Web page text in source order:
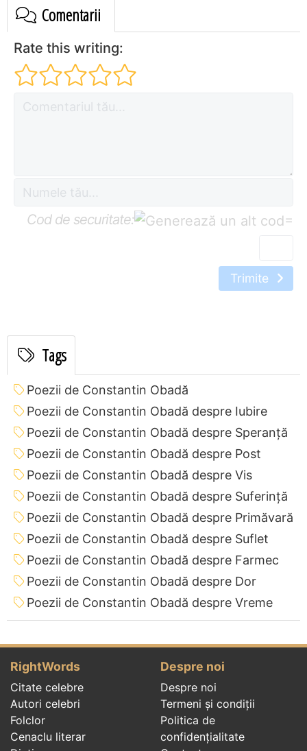
Comentarii
Rate this writing:
Cod de securitate: =
Trimite
Tags
Poezii de Constantin Obadă
Poezii de Constantin Obadă despre Iubire
Poezii de Constantin Obadă despre Speranță
Poezii de Constantin Obadă despre Post
Poezii de Constantin Obadă despre Vis
Poezii de Constantin Obadă despre Suferință
Poezii de Constantin Obadă despre Primăvară
Poezii de Constantin Obadă despre Suflet
Poezii de Constantin Obadă despre Farmec
Poezii de Constantin Obadă despre Dor
Poezii de Constantin Obadă despre Vreme
RightWords
Citate celebre
Autori celebri
Folclor
Cenaclu literar
Despre noi
Despre noi
Termeni și condiții
Politica de
confidenţialitate